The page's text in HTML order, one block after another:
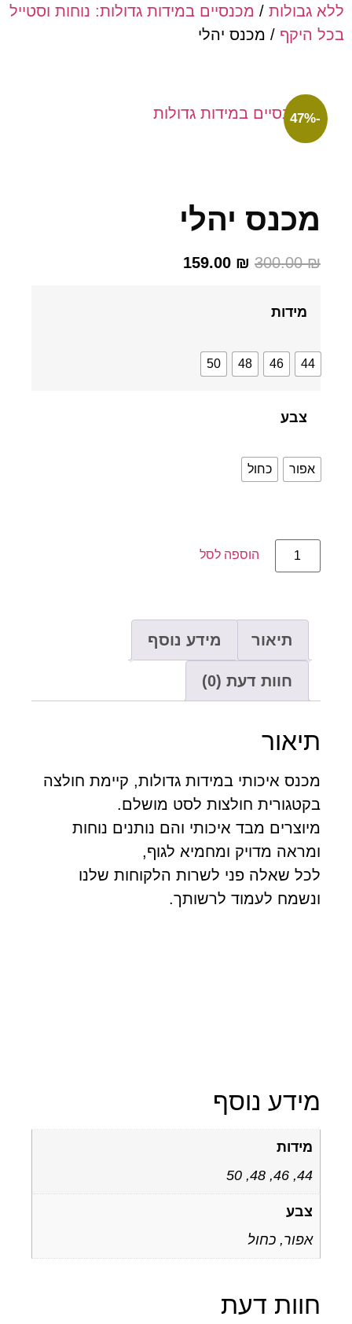
/מכנסיים במידות גדולות: נוחות וסטייל
/ מכנס יהלי
יהלי
300.00
159.00₪
46
48
50
כחול
הוספה לסל
תיאור מידע נוסף
חוות דעת (0)
איכותי במידות גדולות, קיימת חולצה
חולצות לסט מושלם.
מבד איכותי והם נותנים נוחות
מדויק ומחמיא לגוף,
שאלה פני לשרות הלקוחות שלנו
לעמוד לרשותך.
נוסף
אפור, כחול
דעת